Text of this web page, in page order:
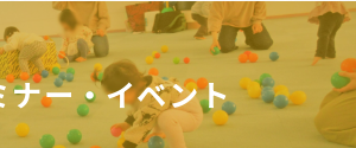
ナー・イベント